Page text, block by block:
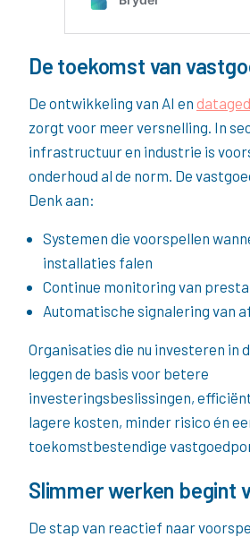
De toekomst van
De ontwikkeling van AI en
zorgt voor meer versnelling. In
infrastructuur en industrie is
onderhoud al de norm. De
Denk aan:
Systemen die voorspellen
installaties falen
Continue monitoring van
Automatische signalering van
Organisaties die nu investeren in
leggen de basis voor betere
investeringsbeslissingen,
lagere kosten, minder risico én
toekomstbestendige
Slimmer werken begint
De stap van reactief naar